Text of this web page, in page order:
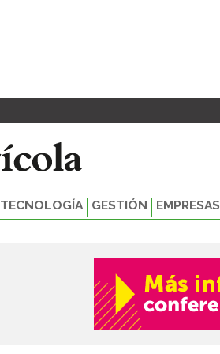
TECNOLOGÍA GESTIÓN EMPRESAS